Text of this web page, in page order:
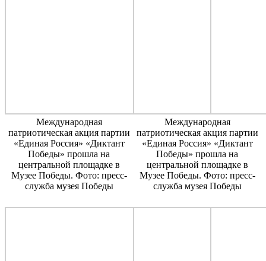
Международная
патриотическая акция партии
«Единая Россия» «Диктант
Победы» прошла на
центральной площадке в
Музее Победы. Фото: пресс-
служба музея Победы
Международная
патриотическая акция партии
«Единая Россия» «Диктант
Победы» прошла на
центральной площадке в
Музее Победы. Фото: пресс-
служба музея Победы